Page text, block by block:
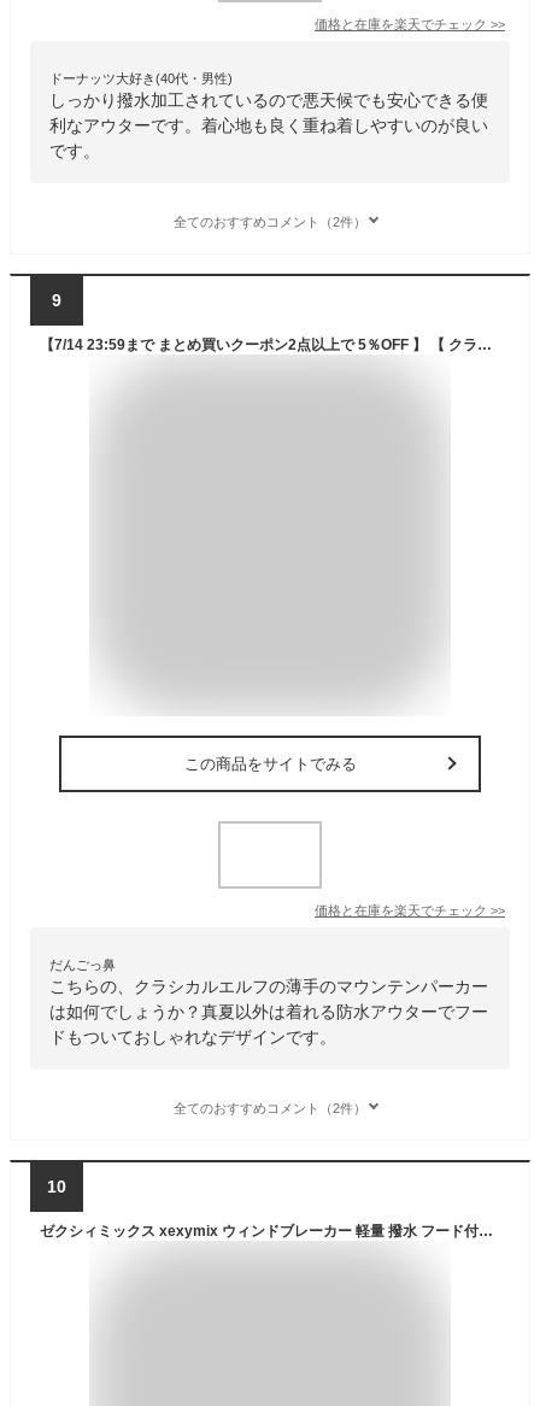
価格と在庫を楽天でチェック >>
ドーナッツ大好き(40代・男性)
しっかり撥水加工されているので悪天候でも安心できる便
利なアウターです。着心地も良く重ね着しやすいのが良い
です。
全てのおすすめコメント（2件）
9
【7/14 23:59まで まとめ買いクーポン2点以上で 5％OFF 】 【 クラシカルエルフ classical elf 】 マウンテンパーカー レディース アウター 春 ジャケット 撥水 ユニセックス ジャケット ブルゾン フリース フード 軽量 大きいサイズ 3way 春 秋 冬 java ジャバ clf002
この商品をサイトでみる
価格と在庫を楽天でチェック >>
だんごっ鼻
こちらの、クラシカルエルフの薄手のマウンテンパーカー
は如何でしょうか？真夏以外は着れる防水アウターでフー
ドもついておしゃれなデザインです。
全てのおすすめコメント（2件）
10
ゼクシィミックス xexymix ウィンドブレーカー 軽量 撥水 フード付き ランニングウェア 長袖 アウター ヒップカバー レディース ジャケット スポーツウェア トレーニングウェア フィットネスウェア ジムウェア 防風 韓国 ゼクシーミックス XXMX XFK1JL1002